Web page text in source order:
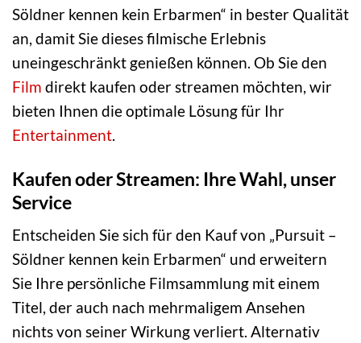
Söldner kennen kein Erbarmen“ in bester Qualität
an, damit Sie dieses filmische Erlebnis
uneingeschränkt genießen können. Ob Sie den
Film direkt kaufen oder streamen möchten, wir
bieten Ihnen die optimale Lösung für Ihr
Entertainment
Kaufen oder Streamen: Ihre Wahl, unser
Service
Entscheiden Sie sich für den Kauf von „Pursuit –
Söldner kennen kein Erbarmen“ und erweitern
Sie Ihre persönliche Filmsammlung mit einem
Titel, der auch nach mehrmaligem Ansehen
nichts von seiner Wirkung verliert. Alternativ